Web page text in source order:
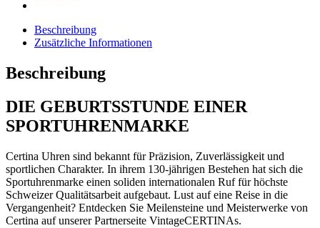
Beschreibung
Zusätzliche Informationen
Beschreibung
DIE GEBURTSSTUNDE EINER
SPORTUHRENMARKE
Certina Uhren sind bekannt für Präzision, Zuverlässigkeit und
sportlichen Charakter. In ihrem 130-jährigen Bestehen hat sich die
Sportuhrenmarke einen soliden internationalen Ruf für höchste
Schweizer Qualitätsarbeit aufgebaut. Lust auf eine Reise in die
Vergangenheit? Entdecken Sie Meilensteine und Meisterwerke von
Certina auf unserer Partnerseite VintageCERTINAs.